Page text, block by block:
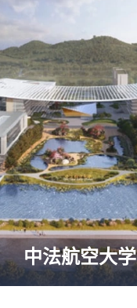
中法航空大学